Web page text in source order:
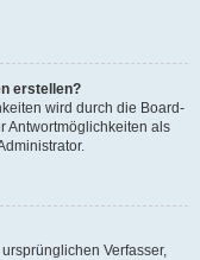
erstellen?
wird durch die Board-
Antwortmöglichkeiten als
Verfasser,